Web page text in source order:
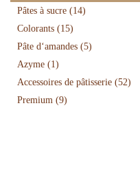
Pâtes à sucre (14)
Colorants (15)
Pâte d‘amandes (5)
Azyme (1)
Accessoires de pâtisserie (52)
Premium (9)